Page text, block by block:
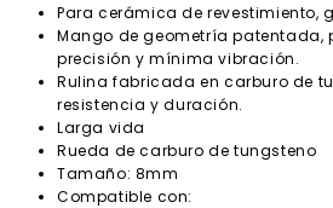
Para cerámica de revestimiento,
Mango de geometría patentada,
precisión y mínima vibración.
Rulina fabricada en carburo de
resistencia y duración.
Larga vida
Rueda de carburo de tungsteno
Tamaño: 8mm
Compatible con: